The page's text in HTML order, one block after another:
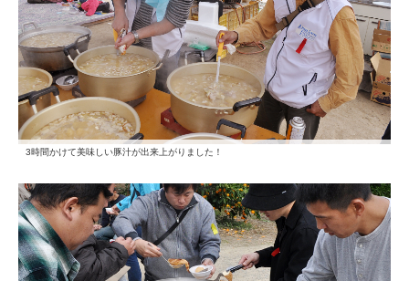
3時間かけて美味しい豚汁が出来上がりました！